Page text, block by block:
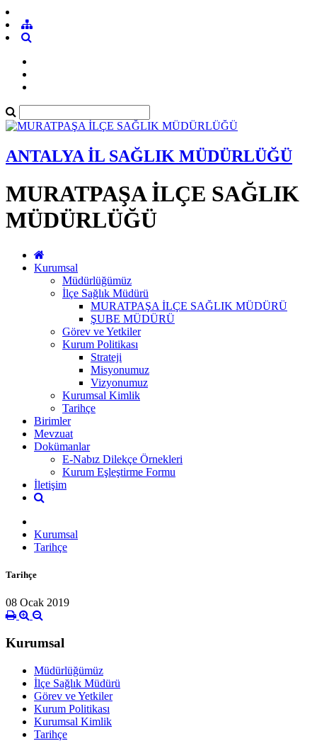
ANTALYA İL SAĞLIK MÜDÜRLÜĞÜ
MURATPAŞA İLÇE SAĞLIK
MÜDÜRLÜĞÜ
Kurumsal
Müdürlüğümüz
İlçe Sağlık Müdürü
MURATPAŞA İLÇE SAĞLIK MÜDÜRÜ
ŞUBE MÜDÜRÜ
Görev ve Yetkiler
Kurum Politikası
Strateji
Misyonumuz
Vizyonumuz
Kurumsal Kimlik
Tarihçe
Birimler
Mevzuat
Dokümanlar
E-Nabız Dilekçe Örnekleri
Kurum Eşleştirme Formu
İletişim
Kurumsal
Tarihçe
Tarihçe
08 Ocak 2019
Kurumsal
Müdürlüğümüz
İlçe Sağlık Müdürü
Görev ve Yetkiler
Kurum Politikası
Kurumsal Kimlik
Tarihçe